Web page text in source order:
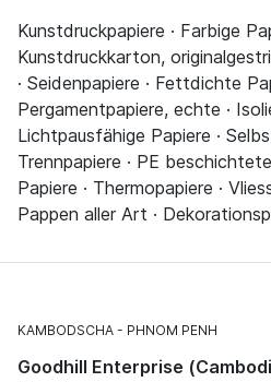
Kunstdruckpapiere · Farbige
Kunstdruckkarton,
· Seidenpapiere · Fettdichte
Pergamentpapiere, echte ·
Lichtpausfähige Papiere ·
Trennpapiere · PE
Papiere · Thermopapiere ·
Pappen aller Art ·
KAMBODSCHA PHNOM PENH
Goodhill Enterprise